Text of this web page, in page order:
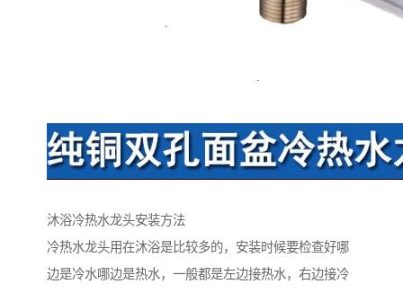
沐浴冷热水龙头安装方法
冷热水龙头用在沐浴是比较多的，安装时候要检查好哪
边是冷水哪边是热水，一般都是左边接热水，右边接冷